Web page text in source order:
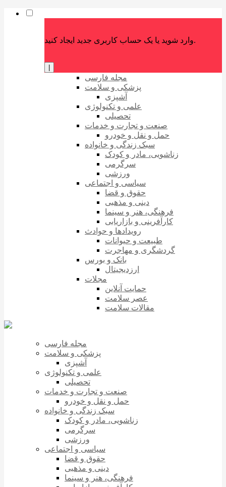
وارد شوید یا یک حساب کاربری جدید ایجاد کنید.
مجله فارسی
پزشکی و سلامت
آشپزی
علمی و تکنولوژی
تحصیلی
صنعت و تجارت و خدمات
حمل و نقل و خودرو
سبک زندگی و خانواده
زناشویی، مادر و کودک
سرگرمی
ورزشی
سیاسی و اجتماعی
حقوق و قضا
دینی و مذهبی
فرهنگی، هنر و سینما
کارآفرینی و بازاریابی
رویدادها و حوادث
طبیعت و حیوانات
گردشگری و مهاجرت
بانک و بورس
ارزدیجیتال
مجلات
حمایت آنلاین
عصر سلامت
مقالات سلامت
مجله فارسی
پزشکی و سلامت
آشپزی
علمی و تکنولوژی
تحصیلی
صنعت و تجارت و خدمات
حمل و نقل و خودرو
سبک زندگی و خانواده
زناشویی، مادر و کودک
سرگرمی
ورزشی
سیاسی و اجتماعی
حقوق و قضا
دینی و مذهبی
فرهنگی، هنر و سینما